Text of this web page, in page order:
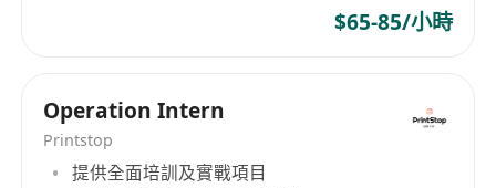
$65-85/小時
Operation Intern
Printstop
提供全面培訓及實戰項目